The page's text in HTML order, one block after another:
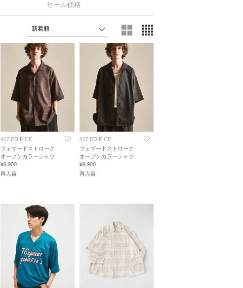
セール価格
417 EDIFICE
フェザードストローク
オープンカラーシャツ
¥9,900
再入荷
417 EDIFICE
フェザードストローク
オープンカラーシャツ
¥9,900
再入荷